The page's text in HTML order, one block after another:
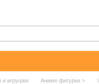
и игрушки Аниме фигурки >